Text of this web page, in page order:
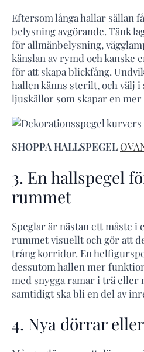
Eftersom långa hallar sällan
belysning avgörande. Tänk
för allmänbelysning,
känslan av rymd och kanske
för att skapa blickfång.
hallen känns sterilt, och välj
ljuskällor som skapar en
SHOPPA HALLSPEGEL
3. En hallspegel
rummet
Speglar är nästan ett måste i
rummet visuellt och gör att
trång korridor. En
dessutom hallen mer
med snygga ramar i trä eller
samtidigt ska bli en del av
4. Nya dörrar